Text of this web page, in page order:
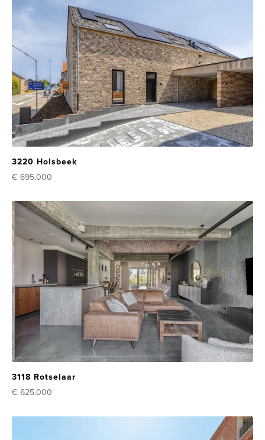
3220 Holsbeek
€ 695.000
3118 Rotselaar
€ 625.000